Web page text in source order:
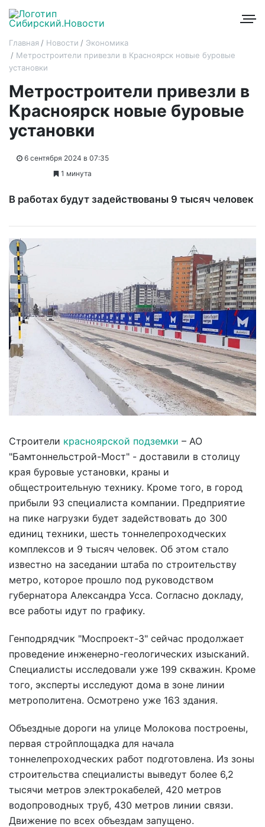
Главная Новости
Экономика
Метростроители привезли в Красноярск новые буровые
установки
Метростроители привезли в
Красноярск новые буровые
установки
6 сентября 2024 в 07:35
1 минута
В работах будут задействованы 9 тысяч человек
Строители красноярской подземки – АО
"Бамтоннельстрой-Мост" - доставили в столицу
края буровые установки, краны и
общестроительную технику. Кроме того, в город
прибыли 93 специалиста компании. Предприятие
на пике нагрузки будет задействовать до 300
единиц техники, шесть тоннелепроходческих
комплексов и 9 тысяч человек. Об этом стало
известно на заседании штаба по строительству
метро, которое прошло под руководством
губернатора Александра Усса. Согласно докладу,
все работы идут по графику.
Генподрядчик "Моспроект-3" сейчас продолжает
проведение инженерно-геологических изысканий.
Специалисты исследовали уже 199 скважин. Кроме
того, эксперты исследуют дома в зоне линии
метрополитена. Осмотрено уже 163 здания.
Объездные дороги на улице Молокова построены,
первая стройплощадка для начала
тоннелепроходческих работ подготовлена. Из зоны
строительства специалисты выведут более 6,2
тысячи метров электрокабелей, 420 метров
водопроводных труб, 430 метров линии связи.
Движение по всех объездам запущено.